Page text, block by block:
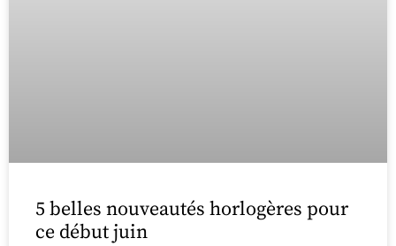
5 belles nouveautés horlogères pour
ce début juin